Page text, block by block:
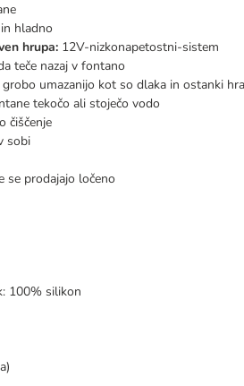
hladno
hrupa: 12V-nizkonapetostni-sistem
teče nazaj v fontano
grobo umazanijo kot so dlaka in ostanki
tekočo ali stoječo vodo
čiščenje
sobi
se prodajajo ločeno
100% silikon